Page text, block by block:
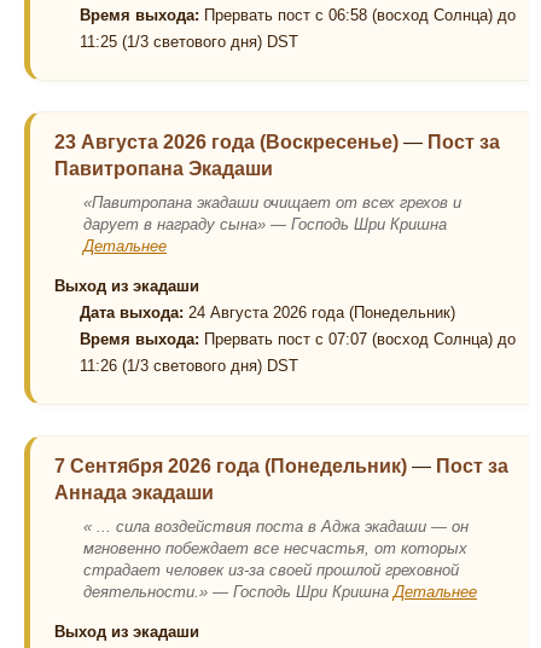
Время выхода: Прервать пост с 06:58 (восход Солнца) до
11:25 (1/3 светового дня) DST
23 Августа 2026 года (Воскресенье) — Пост за
Павитропана Экадаши
«Павитропана экадаши очищает от всех грехов и
дарует в награду сына» — Господь Шри Кришна
Детальнее
Выход из экадаши
Дата выхода: 24 Августа 2026 года (Понедельник)
Время выхода: Прервать пост с 07:07 (восход Солнца) до
11:26 (1/3 светового дня) DST
7 Сентября 2026 года (Понедельник) — Пост за
Аннада экадаши
« ... сила воздействия поста в Аджа экадаши — он
мгновенно побеждает все несчастья, от которых
страдает человек из-за своей прошлой греховной
деятельности.» — Господь Шри КришнаДетальнее
Выход из экадаши